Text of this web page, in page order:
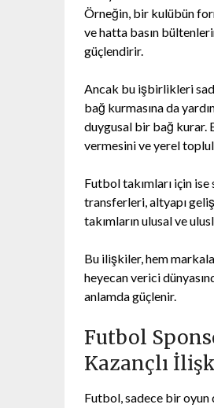
Örneğin, bir kulübün
ve hatta basın
güçlendirir.
Ancak bu işbirlikleri
bağ kurmasına da
duygusal bir bağ kurar.
vermesini ve yerel
Futbol takımları için
transferleri, altyapı
takımların ulusal ve
Bu ilişkiler, hem
heyecan verici
anlamda güçlenir.
Futbol
Kazançlı
Futbol, sadece bir oyun